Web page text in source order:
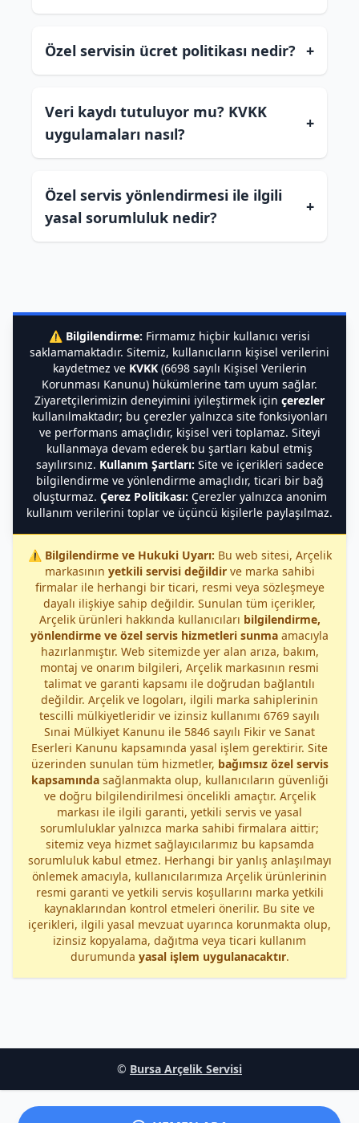
Özel servisin ücret politikası nedir? +
Veri kaydı tutuluyor mu? KVKK
uygulamaları nasıl?
+
Özel servis yönlendirmesi ile ilgili
yasal sorumluluk nedir?
+
⚠️ Bilgilendirme: Firmamız hiçbir kullanıcı verisi
saklamamaktadır. Sitemiz, kullanıcıların kişisel verilerini
kaydetmez ve KVKK(6698 sayılı Kişisel Verilerin
Korunması Kanunu) hükümlerine tam uyum sağlar.
Ziyaretçilerimizin deneyimini iyileştirmek için çerezler
kullanılmaktadır; bu çerezler yalnızca site fonksiyonları
ve performans amaçlıdır, kişisel veri toplamaz. Siteyi
kullanmaya devam ederek bu şartları kabul etmiş
sayılırsınız. Kullanım Şartları: Site ve içerikleri sadece
bilgilendirme ve yönlendirme amaçlıdır, ticari bir bağ
oluşturmaz. Çerez Politikası: Çerezler yalnızca anonim
kullanım verilerini toplar ve üçüncü kişilerle paylaşılmaz.
⚠️ Bilgilendirme ve Hukuki Uyarı: Bu web sitesi, Arçelik
markasının yetkili servisi değildirve marka sahibi
firmalar ile herhangi bir ticari, resmi veya sözleşmeye
dayalı ilişkiye sahip değildir. Sunulan tüm içerikler,
Arçelik ürünleri hakkında kullanıcıları bilgilendirme,
yönlendirme ve özel servis hizmetleri sunma amacıyla
hazırlanmıştır. Web sitemizde yer alan arıza, bakım,
montaj ve onarım bilgileri, Arçelik markasının resmi
talimat ve garanti kapsamı ile doğrudan bağlantılı
değildir. Arçelik ve logoları, ilgili marka sahiplerinin
tescilli mülkiyetleridir ve izinsiz kullanımı 6769 sayılı
Sınai Mülkiyet Kanunu ile 5846 sayılı Fikir ve Sanat
Eserleri Kanunu kapsamında yasal işlem gerektirir. Site
üzerinden sunulan tüm hizmetler, bağımsız özel servis
kapsamındasağlanmakta olup, kullanıcıların güvenliği
ve doğru bilgilendirilmesi öncelikli amaçtır. Arçelik
markası ile ilgili garanti, yetkili servis ve yasal
sorumluluklar yalnızca marka sahibi firmalara aittir;
sitemiz veya hizmet sağlayıcılarımız bu kapsamda
sorumluluk kabul etmez. Herhangi bir yanlış anlaşılmayı
önlemek amacıyla, kullanıcılarımıza Arçelik ürünlerinin
resmi garanti ve yetkili servis koşullarını marka yetkili
kaynaklarından kontrol etmeleri önerilir. Bu site ve
içerikleri, ilgili yasal mevzuat uyarınca korunmakta olup,
izinsiz kopyalama, dağıtma veya ticari kullanım
durumunda yasal işlem uygulanacaktır.
© Bursa Arçelik Servisi